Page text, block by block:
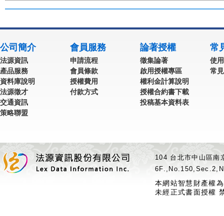
公司簡介
法源資訊
產品服務
資料庫說明
法源徵才
交通資訊
策略聯盟
會員服務
申請流程
會員條款
授權費用
付款方式
論著授權
徵集論著
啟用授權專區
權利金計算說明
授權合約書下載
投稿基本資料表
常
使
常
104 台北市中山區
本網站智慧財產權
未經正式書面授權